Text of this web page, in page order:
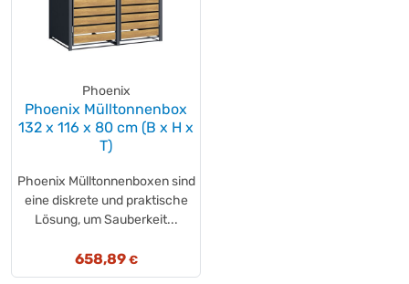
Phoenix
Phoenix Mülltonnenbox
132 x 116 x 80 cm (B x H x
T)
Phoenix Mülltonnenboxen sind
eine diskrete und praktische
Lösung, um Sauberkeit...
658,89€